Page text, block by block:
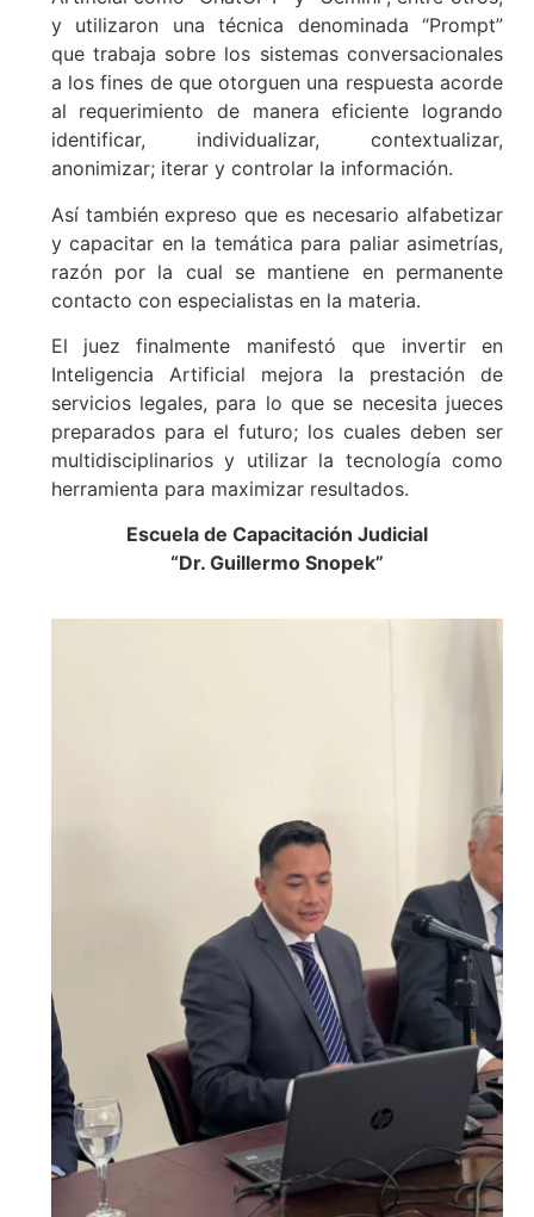
y utilizaron una técnica denominada “Prompt”
que trabaja sobre los sistemas conversacionales
a los fines de que otorguen una respuesta acorde
al requerimiento de manera eficiente logrando
identificar, individualizar, contextualizar,
anonimizar; iterar y controlar la información.
Así también expreso que es necesario alfabetizar
y capacitar en la temática para paliar asimetrías,
razón por la cual se mantiene en permanente
contacto con especialistas en la materia.
El juez finalmente manifestó que invertir en
Inteligencia Artificial mejora la prestación de
servicios legales, para lo que se necesita jueces
preparados para el futuro; los cuales deben ser
multidisciplinarios y utilizar la tecnología como
herramienta para maximizar resultados.
Escuela de Capacitación Judicial
“Dr. Guillermo Snopek”